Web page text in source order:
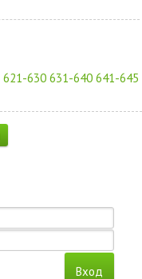
621-630 631-640 641-645